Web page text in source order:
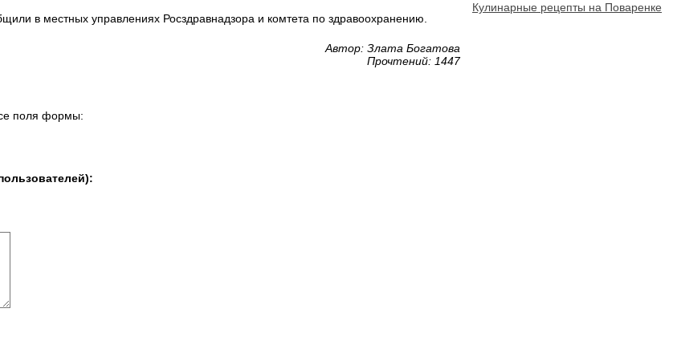
в местных управлениях Росздравнадзора и комтета по здравоохранению.
Автор: Злата Богатова
Прочтений: 1447
поля формы:
Кулинарные рецепты на Поваренке